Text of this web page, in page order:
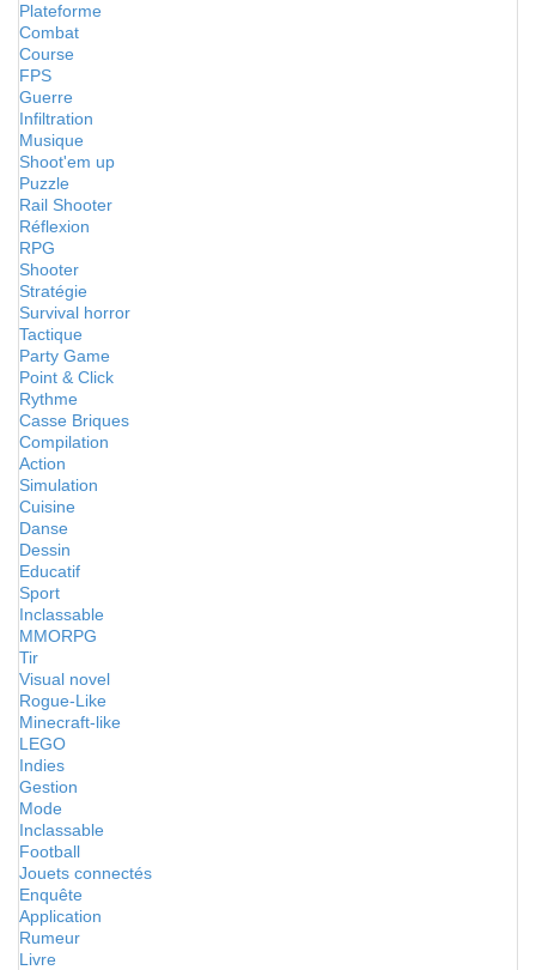
Plateforme
Combat
Course
FPS
Guerre
Infiltration
Musique
Shoot'em up
Puzzle
Rail Shooter
Réflexion
RPG
Shooter
Stratégie
Survival horror
Tactique
Party Game
Point & Click
Rythme
Casse Briques
Compilation
Action
Simulation
Cuisine
Danse
Dessin
Educatif
Sport
Inclassable
MMORPG
Tir
Visual novel
Rogue-Like
Minecraft-like
LEGO
Indies
Gestion
Mode
Inclassable
Football
Jouets connectés
Enquête
Application
Rumeur
Livre